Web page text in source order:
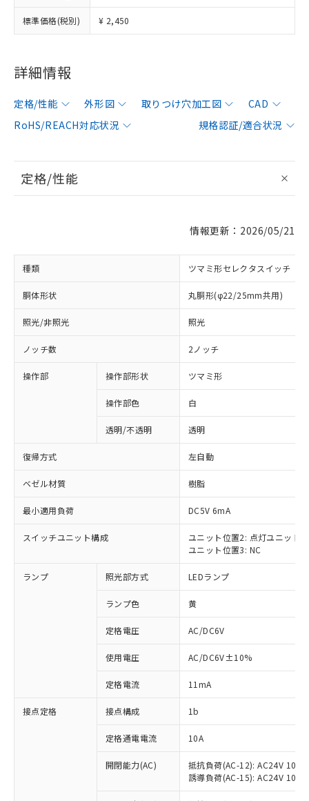
標準価格(税別) ¥ 2,450
詳細情報
定格/性能 外形図 取りつけ穴加工図
CAD
RoHS/REACH対応状況
規格認証/適合状況
定格/性能
情報更新：2026/05/21
種類 ツマミ形セレクタスイッチ
胴体形状 丸胴形(φ22/25mm共用)
照光/非照光 照光
ノッチ数 2ノッチ
操作部 操作部形状 ツマミ形
操作部色 白
透明/不透明 透明
復帰方式 左自動
ベゼル材質 樹脂
最小適用負荷 DC5V 6mA
スイッチユニット構成
ユニット位置2: 点灯ユニット
ユニット位置3: NC
ランプ 照光部方式 LEDランプ
ランプ色 黄
定格電圧 AC/DC6V
使用電圧 AC/DC6V±10%
定格電流 11mA
接点定格 接点構成 1b
定格通電電流 10A
開閉能力(AC)
抵抗負荷(AC-12): AC24V 10A/
誘導負荷(AC-15): AC24V
以下の条件をお読みいただき、同意のうえ
本サービスは、当社制御機器事業取扱
商品の当社在庫状況および標準価格
(税抜)を提供させていただくもので
当社制御機器事業取扱商品の中には、
本サービスの対象外となる商品もある
非含有に対応した製品が提供可能な商品で
対応予定：EU RoHS指令（10物質）の非含
有に対応した製品に切り替える予定のある
対応予定なし：EU RoHS指令（10物質）の
非含有に非対応の商品で、対応品を出す予
調査・確認中：EU RoHS指令（10物質）の
非含有の対応状況を調査中または確認中の
非該当品：ライセンス料など無形物で、有
害物質有無と関係のない商品です。
仕入先様の事情により、非含有部品として
「○」：最大均質材料含有率が中国RoHSの
基準値以下であることを示します。
「×」：最大均質材料含有率が中国RoHSの